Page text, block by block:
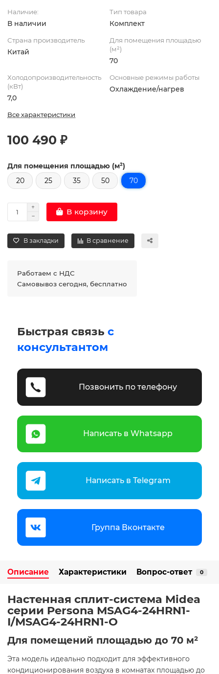
Наличие:
В наличии
Тип товара
Комплект
Страна производитель
Китай
Для помещения площадью
(м²)
70
Холодопроизводительность
(кВт)
7,0
Основные режимы работы
Охлаждение/нагрев
Все характеристики
100 490 ₽
Для помещения площадью (м²)
20
25 35 50 70
В корзину
В закладки В сравнение
Работаем с НДС
Самовывоз сегодня, бесплатно
Быстрая связь с
консультантом
Позвонить по телефону
Написать в Whatsapp
Написать в Telegram
Группа Вконтакте
Описание Характеристики Вопрос-ответ 0
Настенная сплит-система Midea
серии Persona MSAG4-24HRN1-
I/MSAG4-24HRN1-O
Для помещений площадью до 70 м²
Эта модель идеально подходит для эффективного
кондиционирования воздуха в комнатах площадью до